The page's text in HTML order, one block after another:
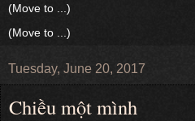
Tuesday, June 20, 2017
Chiều một mình